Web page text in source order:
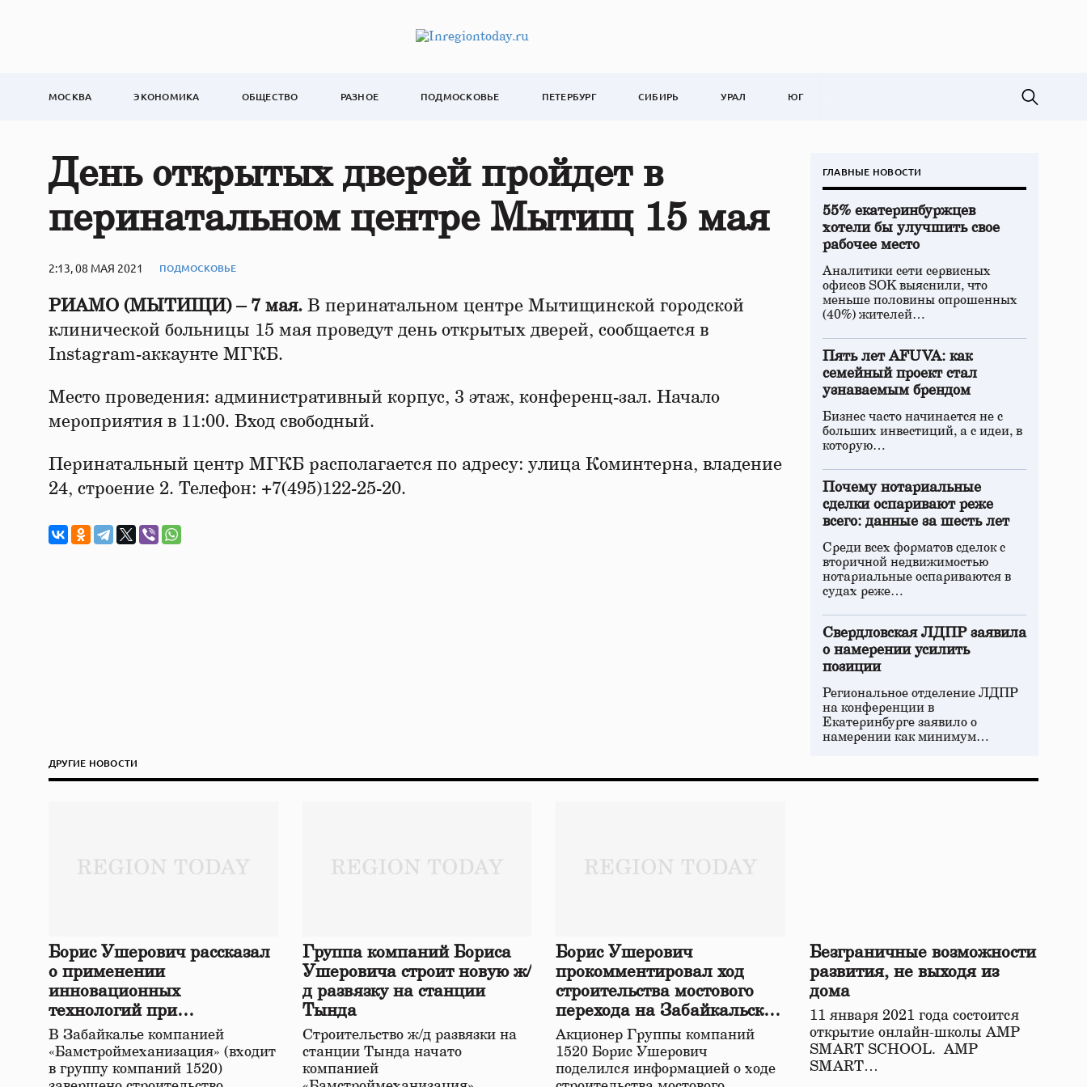
МОСКВА ЭКОНОМИКА ОБЩЕСТВО РАЗНОЕ ПОДМОСКОВЬЕ ПЕТЕРБУРГ СИБИРЬ УРАЛ ЮГ
День открытых дверей пройдет в
перинатальном центре Мытищ 15 мая
2:13, 08 МАЯ 2021 ПОДМОСКОВЬЕ
РИАМО (МЫТИЩИ) – 7 мая. В перинатальном центре Мытищинской городской
клинической больницы 15 мая проведут день открытых дверей, сообщается в
Instagram-аккаунте МГКБ.
Место проведения: административный корпус, 3 этаж, конференц-зал. Начало
мероприятия в 11:00. Вход свободный.
Перинатальный центр МГКБ располагается по адресу: улица Коминтерна, владение
24, строение 2. Телефон: +7(495)122-25-20.
ГЛАВНЫЕ НОВОСТИ
55% екатеринбуржцев
хотели бы улучшить свое
рабочее место
Аналитики сети сервисных
офисов SOK выяснили, что
меньше половины опрошенных
(40%) жителей…
Пять лет AFUVA: как
семейный проект стал
узнаваемым брендом
Бизнес часто начинается не с
больших инвестиций, а с идеи, в
которую…
Почему нотариальные
сделки оспаривают реже
всего: данные за шесть лет
Среди всех форматов сделок с
вторичной недвижимостью
нотариальные оспариваются в
судах реже…
Свердловская ЛДПР заявила
о намерении усилить
позиции
Региональное отделение ЛДПР
на конференции в
Екатеринбурге заявило о
намерении как минимум…
ДРУГИЕ НОВОСТИ
Борис Ушерович рассказал
о применении
инновационных
технологий при
строительстве нового моста
в Забайкалье
В Забайкалье компанией
«Бамстроймеханизация» (входит
в группу компаний 1520)
Группа компаний Бориса
Ушеровича строит новую ж/
д развязку на станции
Тында
Строительство ж/д развязки на
станции Тында начато
компанией
Борис Ушерович
прокомментировал ход
строительства мостового
перехода на Забайкальской
железной дороге
Акционер Группы компаний
1520 Борис Ушерович
поделился информацией о ходе
Безграничные возможности
развития, не выходя из
дома
11 января 2021 года состоится
открытие онлайн-школы АМР
SMART SCHOOL. АМР
SMART…